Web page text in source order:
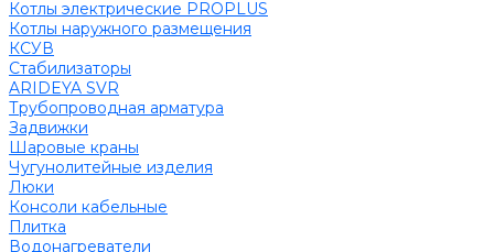
Котлы электрические PROPLUS
Котлы наружного размещения
КСУВ
Стабилизаторы
ARIDEYA SVR
Трубопроводная арматура
Задвижки
Шаровые краны
Чугунолитейные изделия
Люки
Консоли кабельные
Плитка
Водонагреватели